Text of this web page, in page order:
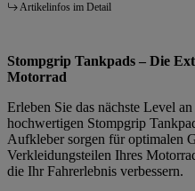
Artikelinfos im Detail
Stompgrip Tankpads – Die
Motorrad
Erleben Sie das nächste Level
hochwertigen Stompgrip
Aufkleber sorgen für optimalen
Verkleidungsteilen Ihres
die Ihr Fahrerlebnis verbessern.